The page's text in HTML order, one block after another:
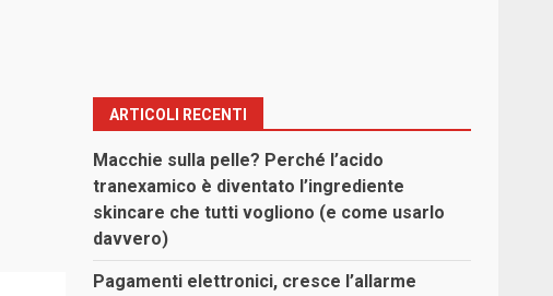
ARTICOLI RECENTI
Macchie sulla pelle? Perché l’acido
tranexamico è diventato l’ingrediente
skincare che tutti vogliono (e come usarlo
davvero)
Pagamenti elettronici, cresce l’allarme